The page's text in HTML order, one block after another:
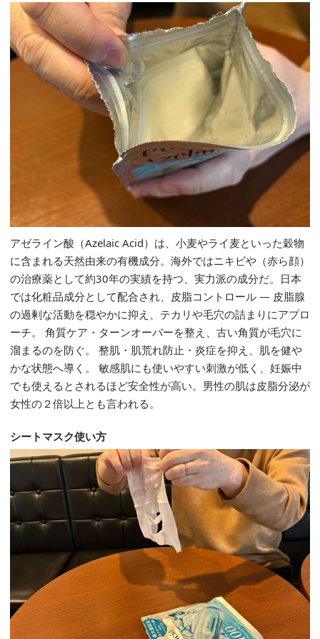
アゼライン酸（Azelaic Acid）は、小麦やライ麦といった穀物
に含まれる天然由来の有機成分。海外ではニキビや（赤ら顔）
の治療薬として約30年の実績を持つ、実力派の成分だ。日本
では化粧品成分として配合され、皮脂コントロール ― 皮脂腺
の過剰な活動を穏やかに抑え、テカリや毛穴の詰まりにアプロ
ーチ。 角質ケア・ターンオーバーを整え、古い角質が毛穴に
溜まるのを防ぐ。 整肌・肌荒れ防止・炎症を抑え、肌を健や
かな状態へ導く。 敏感肌にも使いやすい刺激が低く、妊娠中
でも使えるとされるほど安全性が高い。男性の肌は皮脂分泌が
女性の２倍以上とも言われる。
シートマスク使い方